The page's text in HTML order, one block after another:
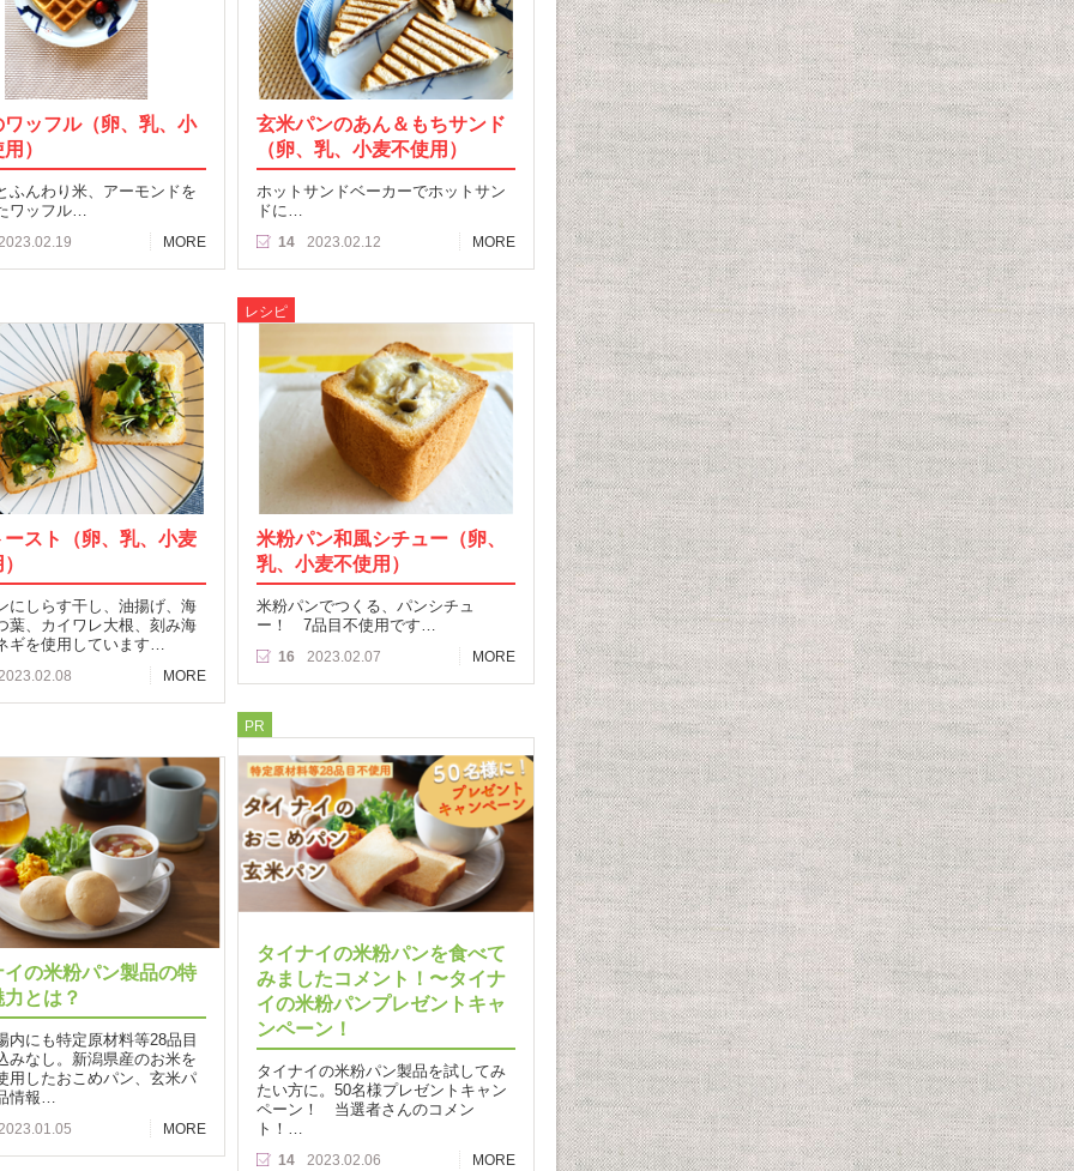
ワッフル（卵、乳、小
）
ふんわり米、アーモンドを
ワッフル…
MORE
玄米パンのあん＆もちサンド
（卵、乳、小麦不使用）
ホットサンドベーカーでホットサン
ドに…
14 2023.02.12 MORE
ースト（卵、乳、小麦
にしらす干し、油揚げ、海
葉、カイワレ大根、刻み海
ギを使用しています…
MORE
レシピ
米粉パン和風シチュー（卵、
乳、小麦不使用）
米粉パンでつくる、パンシチュ
ー！ 7品目不使用です…
16 2023.02.07 MORE
PR
タイナイの米粉パンを食べて
みましたコメント！〜タイナ
イの米粉パンプレゼントキャ
ンペーン！
タイナイの米粉パン製品を試してみ
たい方に。50名様プレゼントキャン
ペーン！ 当選者さんのコメン
ト！…
14 2023.02.06 MORE
イの米粉パン製品の特
とは？
内にも特定原材料等28品目
みなし。新潟県産のお米を
用したおこめパン、玄米パ
情報…
MORE